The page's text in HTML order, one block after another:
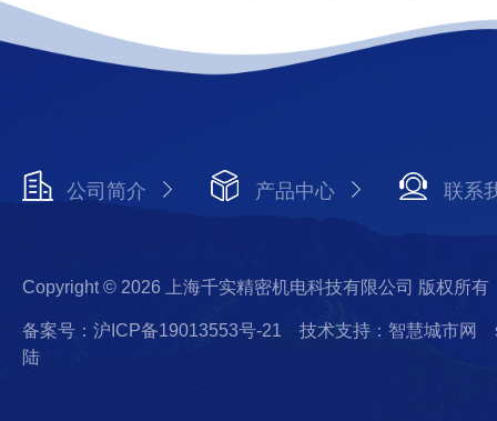
公司简介 产品中心 联系
Copyright © 2026 上海千实精密机电科技有限公司 版权所有
备案号：沪ICP备19013553号-21 技术支持：智慧城市网
陆